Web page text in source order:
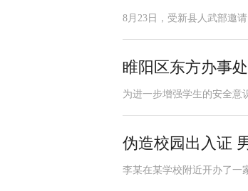
8月23日，受新县人武部邀
睢阳区东方办事
为进一步增强学生的安全意
伪造校园出入证
李某在某学校附近开办了一